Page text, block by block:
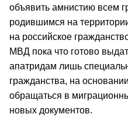
объявить амнистию всем
родившимся на
на российское
МВД пока что готово
апатридам лишь
гражданства, на
обращаться в
новых документов.